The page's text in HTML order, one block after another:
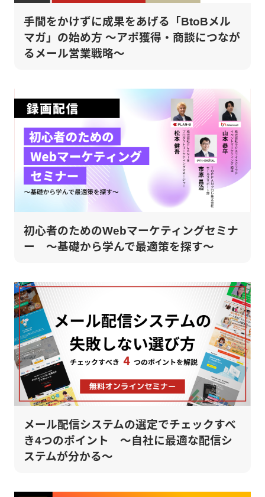
手間をかけずに成果をあげる「BtoBメル
マガ」の始め方 ～アポ獲得・商談につなが
るメール営業戦略～
初心者のためのWebマーケティングセミナ
ー ～基礎から学んで最適策を探す～
メール配信システムの選定でチェックすべ
き4つのポイント ～自社に最適な配信シ
ステムが分かる～